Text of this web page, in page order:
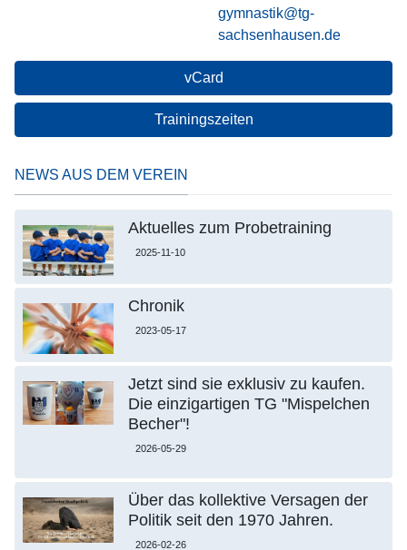
gymnastik@tg-
sachsenhausen.de
vCard
Trainingszeiten
NEWS AUS DEM VEREIN
Aktuelles zum Probetraining
2025-11-10
Chronik
2023-05-17
Jetzt sind sie exklusiv zu kaufen.
Die einzigartigen TG "Mispelchen
Becher"!
2026-05-29
Über das kollektive Versagen der
Politik seit den 1970 Jahren.
2026-02-26